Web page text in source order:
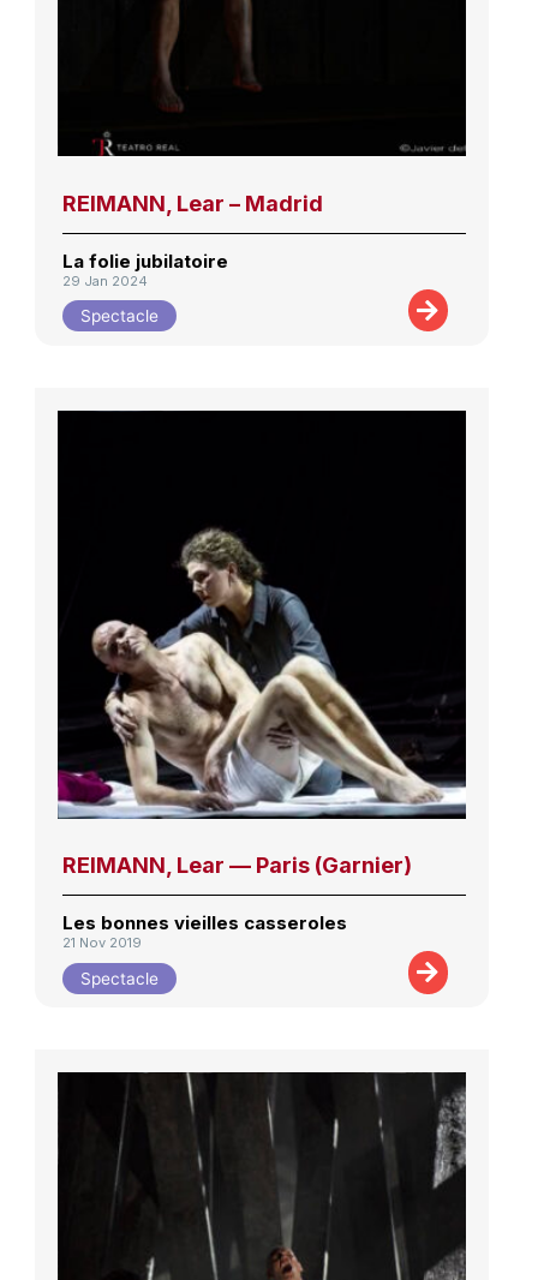
REIMANN, Lear – Madrid
La folie jubilatoire
29 Jan 2024
Spectacle
REIMANN, Lear — Paris (Garnier)
Les bonnes vieilles casseroles
21 Nov 2019
Spectacle